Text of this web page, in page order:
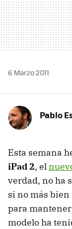
6 Marzo 2011
Pablo
Esta semana
iPad 2, el
verdad, no ha
si no más
para
modelo ha